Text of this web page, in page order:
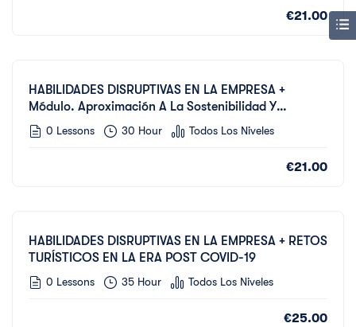
€21.00
HABILIDADES DISRUPTIVAS EN LA EMPRESA +
Módulo. Aproximación A La Sostenibilidad Y
Concepto Circular.
0 Lessons 30 Hour Todos Los Niveles
€21.00
HABILIDADES DISRUPTIVAS EN LA EMPRESA + RETOS
TURÍSTICOS EN LA ERA POST COVID-19
0 Lessons 35 Hour Todos Los Niveles
€25.00